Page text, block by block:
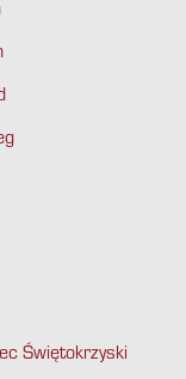
Świętokrzyski